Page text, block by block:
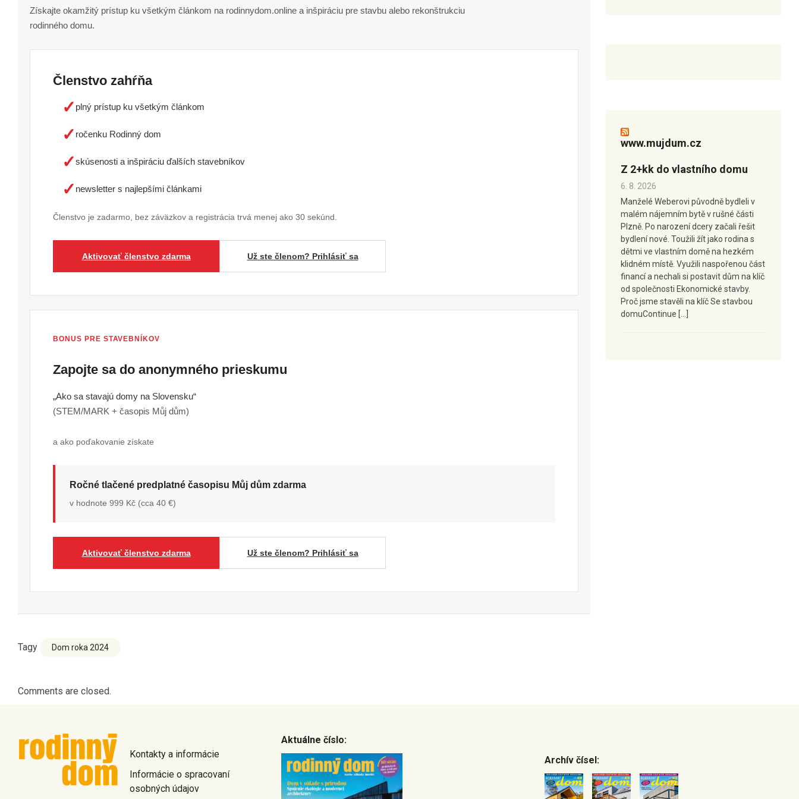
Získajte okamžitý prístup ku všetkým článkom na rodinnydom.online a inšpiráciu pre stavbu alebo rekonštrukciu
rodinného domu.
Členstvo zahŕňa
✓ plný prístup ku všetkým článkom
✓ ročenku Rodinný dom
✓skúsenosti a inšpiráciu ďalších stavebníkov
✓ newsletter s najlepšími článkami
Členstvo je zadarmo, bez záväzkov a registrácia trvá menej ako 30 sekúnd.
Aktivovať členstvo zdarma Už ste členom? Prihlásiť sa
BONUS PRE STAVEBNÍKOV
Zapojte sa do anonymného prieskumu
„Ako sa stavajú domy na Slovensku“
(STEM/MARK + časopis Můj dům)
a ako poďakovanie získate
Ročné tlačené predplatné časopisu Můj dům zdarma
v hodnote 999 Kč (cca 40 €)
Aktivovať členstvo zdarma Už ste členom? Prihlásiť sa
Tagy Dom roka 2024
Comments are closed.
www.mujdum.cz
Z 2+kk do vlastního domu
6. 8. 2026
Manželé Weberovi původně bydleli v
malém nájemním bytě v rušné části
Plzně. Po narození dcery začali řešit
bydlení nové. Toužili žít jako rodina s
dětmi ve vlastním domě na hezkém
klidném místě. Využili naspořenou část
financí a nechali si postavit dům na klíč
od společnosti Ekonomické stavby.
Proč jsme stavěli na klíč Se stavbou
domuContinue […]
Kontakty a informácie
Informácie o spracovaní
osobných údajov
Aktuálne číslo:
Archív čísel: